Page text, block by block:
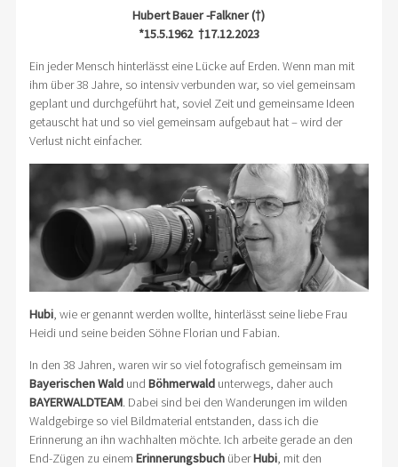
Hubert Bauer -Falkner (†)
*15.5.1962 †17.12.2023
Ein jeder Mensch hinterlässt eine Lücke auf Erden. Wenn man mit
ihm über 38 Jahre, so intensiv verbunden war, so viel gemeinsam
geplant und durchgeführt hat, soviel Zeit und gemeinsame Ideen
getauscht hat und so viel gemeinsam aufgebaut hat – wird der
Verlust nicht einfacher.
Hubi, wie er genannt werden wollte, hinterlässt seine liebe Frau
Heidi und seine beiden Söhne Florian und Fabian.
In den 38 Jahren, waren wir so viel fotografisch gemeinsam im
Bayerischen Waldund Böhmerwaldunterwegs, daher auch
BAYERWALDTEAM. Dabei sind bei den Wanderungen im wilden
Waldgebirge so viel Bildmaterial entstanden, dass ich die
Erinnerung an ihn wachhalten möchte. Ich arbeite gerade an den
End-Zügen zu einem ErinnerungsbuchüberHubi, mit den